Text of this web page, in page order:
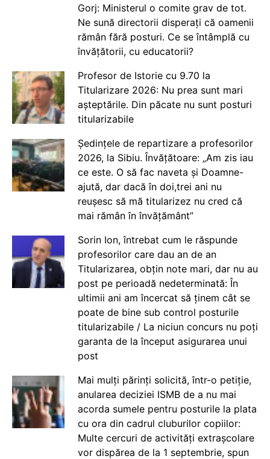
Gorj: Ministerul o comite grav de tot.
Ne sună directorii disperați că oamenii
rămân fără posturi. Ce se întâmplă cu
învățătorii, cu educatorii?
Profesor de Istorie cu 9.70 la
Titularizare 2026: Nu prea sunt mari
așteptările. Din păcate nu sunt posturi
titularizabile
Ședințele de repartizare a profesorilor
2026, la Sibiu. Învățătoare: „Am zis iau
ce este. O să fac naveta și Doamne-
ajută, dar dacă în doi,trei ani nu
reușesc să mă titularizez nu cred că
mai rămân în învățământ”
Sorin Ion, întrebat cum le răspunde
profesorilor care dau an de an
Titularizarea, obțin note mari, dar nu au
post pe perioadă nedeterminată: În
ultimii ani am încercat să ținem cât se
poate de bine sub control posturile
titularizabile / La niciun concurs nu poți
garanta de la început asigurarea unui
post
Mai mulți părinți solicită, într-o petiție,
anularea deciziei ISMB de a nu mai
acorda sumele pentru posturile la plata
cu ora din cadrul cluburilor copiilor:
Multe cercuri de activități extrașcolare
vor dispărea de la 1 septembrie, spun